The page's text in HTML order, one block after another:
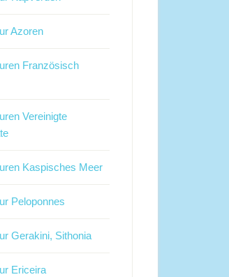
Azoren
Französisch
Vereinigte
Kaspisches Meer
Peloponnes
Gerakini, Sithonia
Ericeira